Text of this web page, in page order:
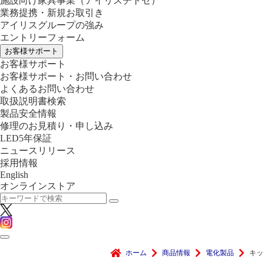
業務提携・新規お取引き
アイリスグループの強み
エントリーフォーム
お客様サポート
お客様サポート
お客様サポート・お問い合わせ
よくあるお問い合わせ
取扱説明書検索
製品安全情報
修理のお見積り・申し込み
LED5年保証
ニュースリリース
採用情報
English
オンラインストア
ホーム 商品情報 電化製品 キ